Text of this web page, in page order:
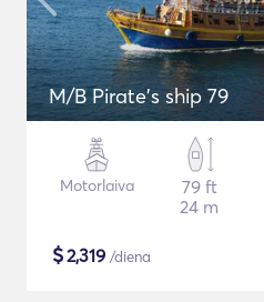
M/B Pirate's ship 79
Motorlaiva
79 ft
24 m
$2,319 /diena